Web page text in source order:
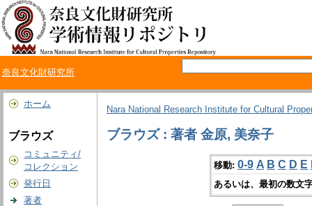
奈良文化財研究所
ホーム
ブラウズ
コミュニティ/
コレクション
発行日
著者
Nara National Research Institute for Cultural
ブラウズ : 著者 金原, 美奈子
移動: 0-9 A B C D E
あるいは、最初の数文